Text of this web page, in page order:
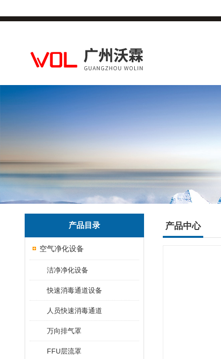
产品目录
空气净化设备
洁净净化设备
快速消毒通道设备
人员快速消毒通道
万向排气罩
FFU层流罩
产品中心